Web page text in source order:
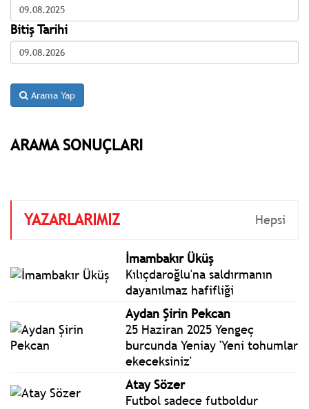
Bitiş Tarihi
Arama Yap
ARAMA SONUÇLARI
YAZARLARIMIZ Hepsi
İmambakır Üküş
Kılıçdaroğlu'na saldırmanın
dayanılmaz hafifliği
Aydan Şirin Pekcan
25 Haziran 2025 Yengeç
burcunda Yeniay 'Yeni tohumlar
ekeceksiniz'
Atay Sözer
Futbol sadece futboldur